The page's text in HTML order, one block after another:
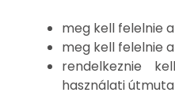
meg kell felelnie
meg kell felelnie
rendelkeznie
használati